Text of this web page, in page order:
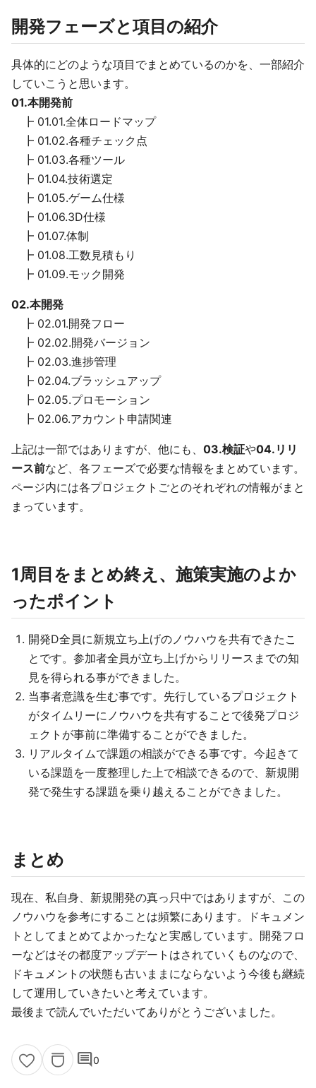
開発フェーズと項目の紹介
具体的にどのような項目でまとめているのかを、一部紹介
していこうと思います。
01.本開発前
┣ 01.01.全体ロードマップ
┣ 01.02.各種チェック点
┣ 01.03.各種ツール
┣ 01.04.技術選定
┣ 01.05.ゲーム仕様
┣ 01.06.3D仕様
┣ 01.07.体制
┣ 01.08.工数見積もり
┣ 01.09.モック開発
02.本開発
┣ 02.01.開発フロー
┣ 02.02.開発バージョン
┣ 02.03.進捗管理
┣ 02.04.ブラッシュアップ
┣ 02.05.プロモーション
┣ 02.06.アカウント申請関連
上記は一部ではありますが、他にも、 03.検証や04.リリ
ース前など、各フェーズで必要な情報をまとめています。
ページ内には各プロジェクトごとのそれぞれの情報がまと
まっています。
1周目をまとめ終え、施策実施のよか
ったポイント
開発D全員に新規立ち上げのノウハウを共有できたこ
とです。参加者全員が立ち上げからリリースまでの知
見を得られる事ができました。
当事者意識を生む事です。先行しているプロジェクト
がタイムリーにノウハウを共有することで後発プロジ
ェクトが事前に準備することができました。
リアルタイムで課題の相談ができる事です。今起きて
いる課題を一度整理した上で相談できるので、新規開
発で発生する課題を乗り越えることができました。
まとめ
現在、私自身、新規開発の真っ只中ではありますが、この
ノウハウを参考にすることは頻繁にあります。ドキュメン
トとしてまとめてよかったなと実感しています。開発フロ
ーなどはその都度アップデートはされていくものなので、
ドキュメントの状態も古いままにならないよう今後も継続
して運用していきたいと考えています。
最後まで読んでいただいてありがとうございました。
comment0